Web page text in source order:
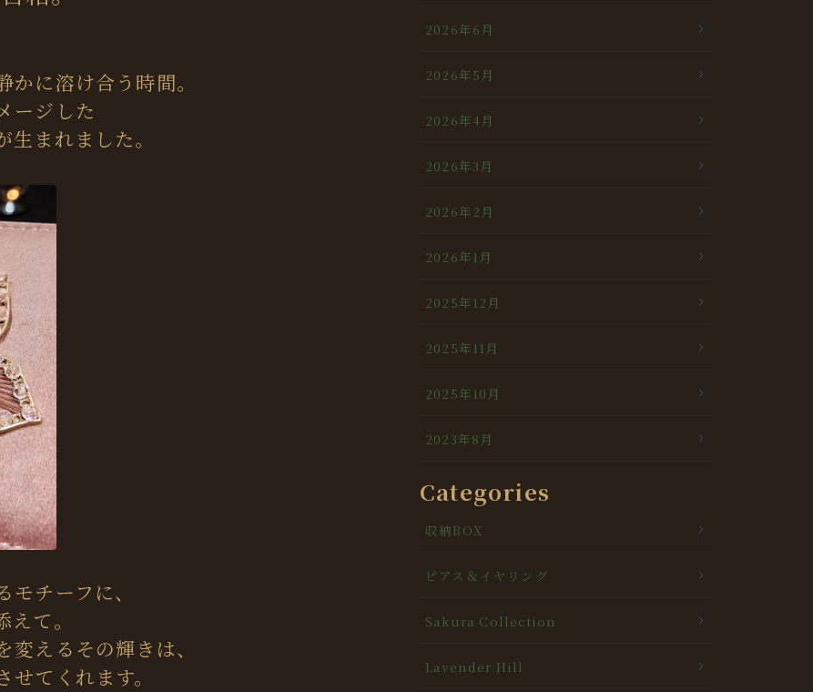
に溶け合う時間。
ージした
まれました。
チーフに、
て。
えるその輝きは、
てくれます。
2026年6月
2026年5月
2026年4月
2026年3月
2026年2月
2026年1月
2025年12月
2025年11月
2025年10月
2023年8月
Categories
収納BOX
ピアス＆イヤリング
Sakura Collection
Lavender Hill